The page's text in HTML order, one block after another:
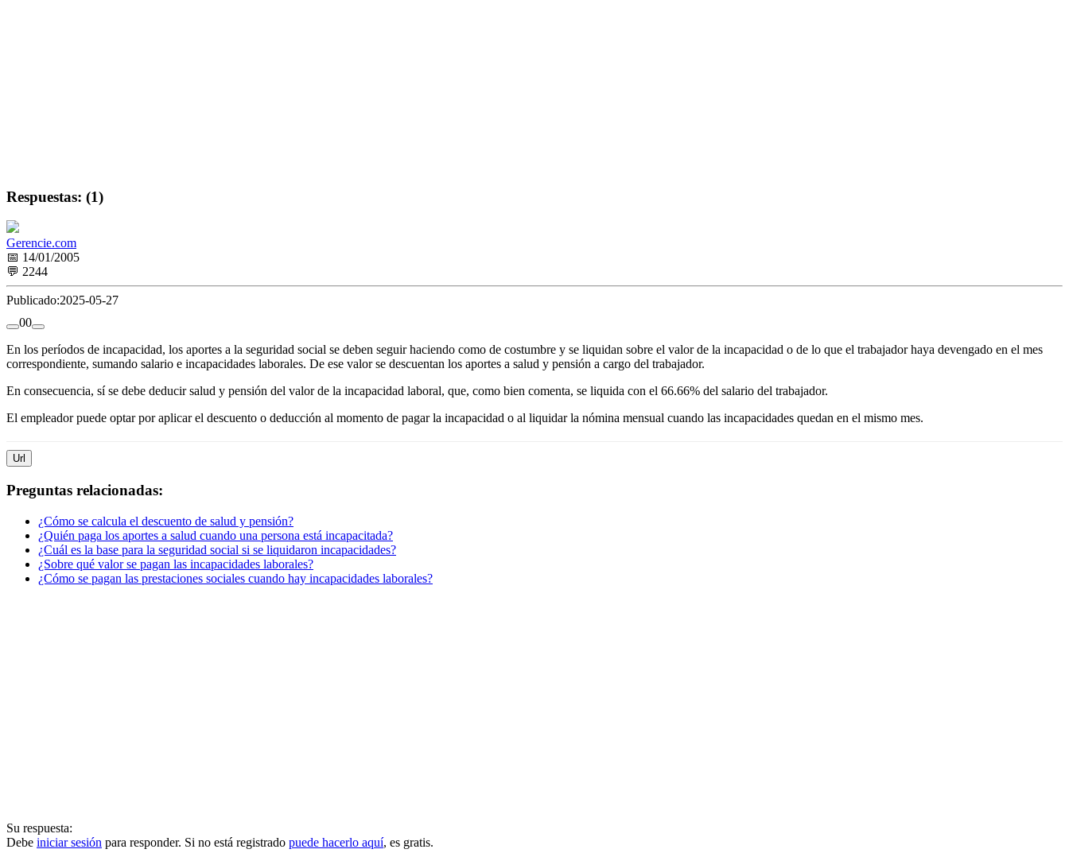
Respuestas: (1)
Gerencie.com
📅 14/01/2005
💬 2244
Publicado:2025-05-27
00
En los períodos de incapacidad, los aportes a la seguridad social se deben seguir haciendo como de costumbre y se liquidan sobre el valor de la incapacidad o de lo que el trabajador haya devengado en el mes
correspondiente, sumando salario e incapacidades laborales. De ese valor se descuentan los aportes a salud y pensión a cargo del trabajador.
En consecuencia, sí se debe deducir salud y pensión del valor de la incapacidad laboral, que, como bien comenta, se liquida con el 66.66% del salario del trabajador.
El empleador puede optar por aplicar el descuento o deducción al momento de pagar la incapacidad o al liquidar la nómina mensual cuando las incapacidades quedan en el mismo mes.
Url
Preguntas relacionadas:
¿Cómo se calcula el descuento de salud y pensión?
¿Quién paga los aportes a salud cuando una persona está incapacitada?
¿Cuál es la base para la seguridad social si se liquidaron incapacidades?
¿Sobre qué valor se pagan las incapacidades laborales?
¿Cómo se pagan las prestaciones sociales cuando hay incapacidades laborales?
Su respuesta:
Debe iniciar sesión para responder. Si no está registrado puede hacerlo aquí, es gratis.